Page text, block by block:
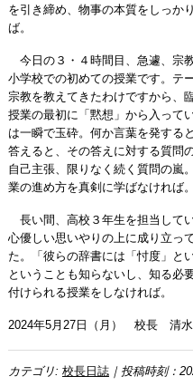
を引き締め、物事の本質をしっか
ば。
今日の３・４時間目、急遽、宗
小学校での初めての授業です。テ
宗教を教えてきたわけですから、
授業の最初に「黙想」から入って
は一瞬で玉砕。何か言葉を発する
答えると、その答えに対する質問
自己主張、限りなく続く質問の嵐
業の進め方を真剣に学ばなければ。
長い間、高校３年生を担当して
心優しい思いやりの上に成り立っ
た。「彼らの辞書には「忖度」と
ということも知らないし、知る必
付けられる授業をしなければ。
2024年5月27日（月） 校長 清
カテゴリ: 校長日誌｜投稿時刻：